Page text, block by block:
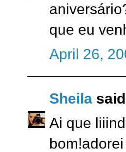
que eu
April 26,
Sheila
Ai que